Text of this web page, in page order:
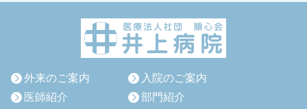
外来のご案内
入院のご案内
医師紹介
部門紹介